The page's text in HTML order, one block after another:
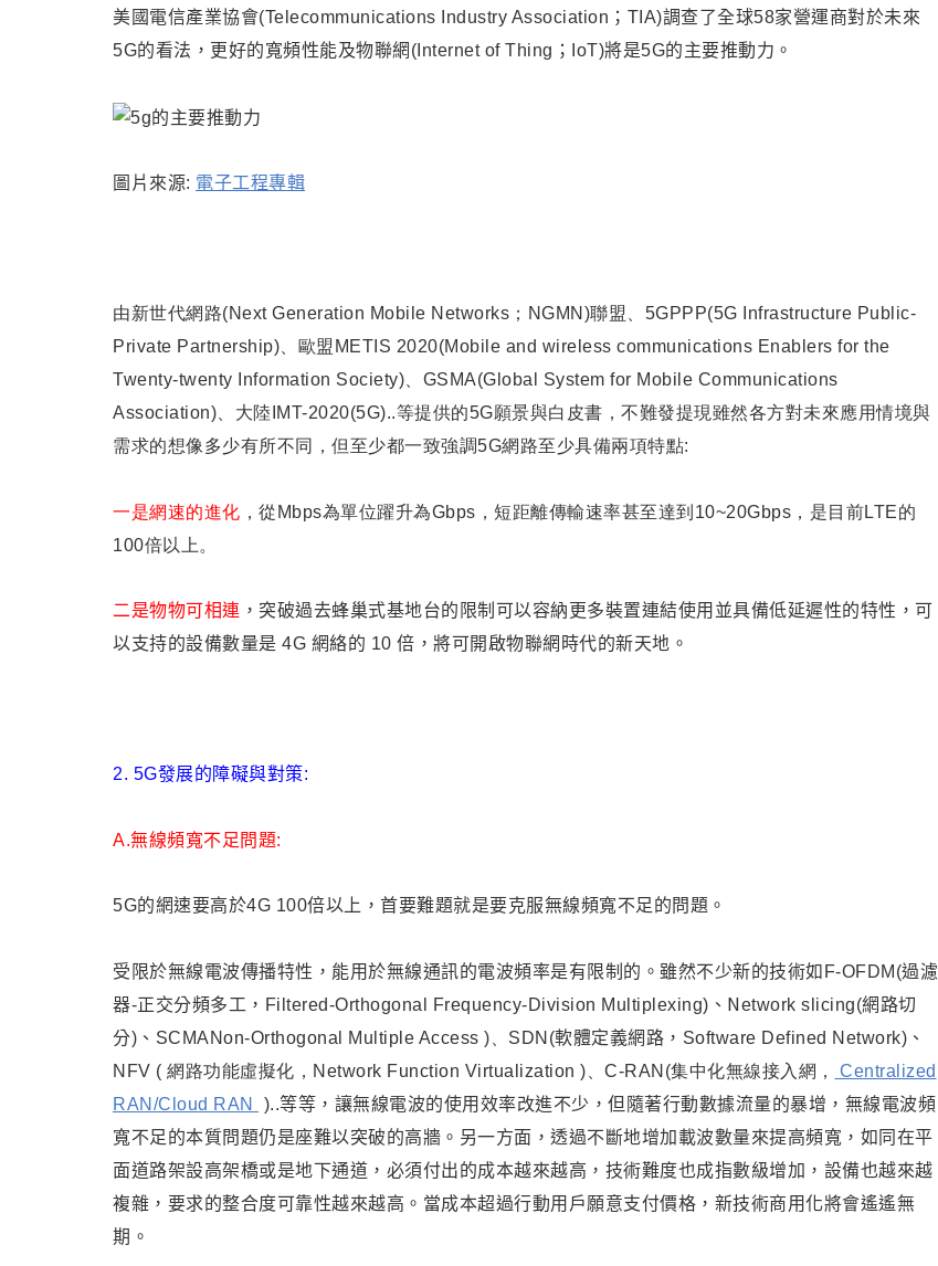
美國電信產業協會(Telecommunications Industry Association；TIA)調查了全球58家營運商對於未來
5G的看法 ， 更好的寬頻性能及物聯網(Internet of Thing；IoT)將是5G的主要推動力。
圖片來源: 電子工程專輯
由新世代網路(Next Generation Mobile Networks；NGMN)聯盟、 5GPPP(5G Infrastructure Public-
Private Partnership)、
歐盟METIS 2020(Mobile and wireless communications Enablers for the
Twenty-twenty Information Society)、GSMA(Global System for Mobile Communications
Association)、大陸IMT-2020(5G)..等提供的5G願景與白皮書，不難發提現雖然各方對未來應用情境與
需求的想像多少有所不同，但至少都一致強調5G網路至少具備兩項特點:
一是網速的進化 ，從Mbps為單位躍升為Gbps，短距離傳輸速率甚至達到10~20Gbps，是目前LTE的
100倍以上 。
二是物物可相連 ，突破過去蜂巢式基地台的限制可以容納更多裝置連結使用並具備低延遲性的特性，可
以支持的設備數量是 4G 網絡的 10 倍， 將可開啟物聯網時代的新天地 。
2. 5G發展的障礙與對策:
A.無線頻寬不足問題:
5G的網速要高於4G 100倍以上，首要難題就是要克服無線頻寬不足的問題。
受限於無線電波傳播特性，能用於無線通訊的電波頻率是有限制的。雖然不少新的技術如F-OFDM(過濾
器-正交分頻多工，Filtered-Orthogonal Frequency-Division Multiplexing)、 Network slicing(網路切
分) 、SCMA Non-Orthogonal Multiple Access )、SDN(軟體定義網路，Software Defined Network)、
NFV ( 網路功能虛擬化 ，Network Function Virtualization ) 、C-RAN (集中化無線接入網，
Centralized
RAN/Cloud RAN
)..等等，讓無線電波的使用效率改進不少，但隨著行動數據流量的暴增 ， 無線電波頻
寬不足的本質問題仍是座難以突破的高牆。另一方面 ， 透過不斷地增加載波數量來提高頻寬，如同在平
面道路架設高架橋或是地下通道 ， 必須付出的成本越來越高，技術難度也成指數級增加，設備也越來越
複雜，要求的整合度可靠性越來越高。當成本超過行動用戶願意支付價格 ， 新技術商用化將會遙遙無
期 。